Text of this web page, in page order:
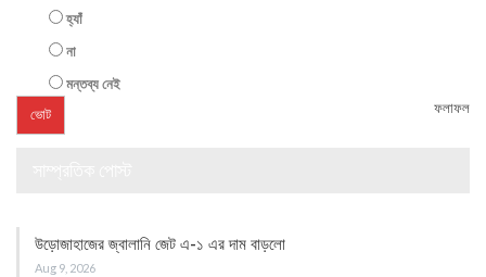
হ্যাঁ
না
মন্তব্য নেই
ফলাফল
উড়োজাহাজের জ্বালানি জেট এ-১ এর দাম বাড়লো
Aug 9, 2026